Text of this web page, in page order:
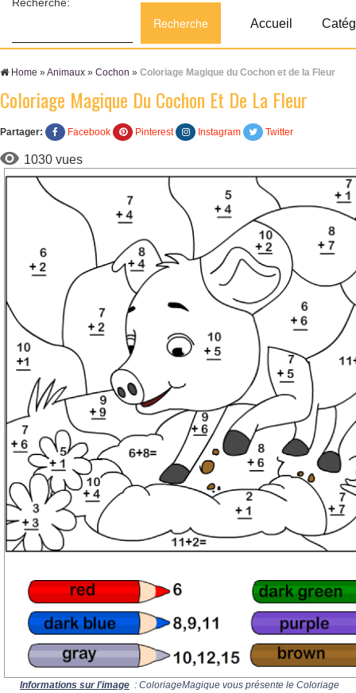
Accueil
Home »Animaux » Cochon » Coloriage Magique du Cochon et de la Fleur
Coloriage Magique Du Cochon Et De La Fleur
Partager: Facebook Pinterest Instagram Twitter
1030 vues
Informations sur l'image : ColoriageMagique vous présente le Coloriage